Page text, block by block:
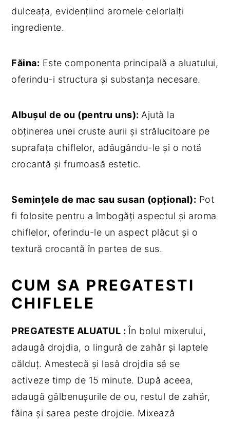
dulceața, evidențiind aromele celorlalți
ingrediente.
Făina: Este componenta principală a aluatului,
oferindu-i structura și substanța necesare.
Albușul de ou (pentru uns): Ajută la
obținerea unei cruste aurii și strălucitoare pe
suprafața chiflelor, adăugându-le și o notă
crocantă și frumoasă estetic.
Semințele de mac sau susan (opțional): Pot
fi folosite pentru a îmbogăți aspectul și aroma
chiflelor, oferindu-le un aspect plăcut și o
textură crocantă în partea de sus.
CUM SA PREGATESTI
CHIFLELE
PREGATESTE ALUATUL : În bolul mixerului,
adaugă drojdia, o lingură de zahăr și laptele
călduț. Amestecă și lasă drojdia să se
activeze timp de 15 minute. După aceea,
adaugă gălbenușurile de ou, restul de zahăr,
făina și sarea peste drojdie. Mixează